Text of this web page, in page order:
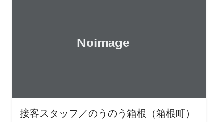
接客スタッフ／のうのう箱根（箱根町）